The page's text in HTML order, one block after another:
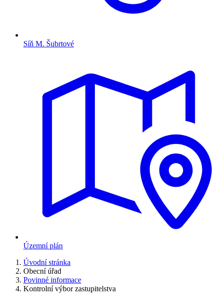
Síň M. Šubrtové
Územní plán
Úvodní stránka
Obecní úřad
Povinné informace
Kontrolní výbor zastupitelstva